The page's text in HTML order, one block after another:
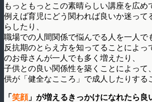
もっともっとこの素晴らしい講座を広め
例えば育児にどう関われば良いか迷って
らしたり、
職場での人間関係で悩んでる人を一人で
反抗期のとらえ方を知ってることによっ
のお母さんが一人でも多く増えたり、
子供との良い関係性を築くことによって
供が「健全なこころ」で成人したりする
「笑顔」が増えるきっかけになれたら良